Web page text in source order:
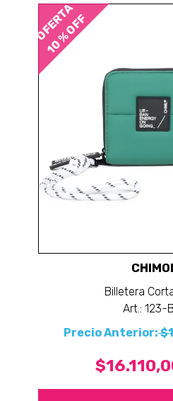
OFERTA
10 % OFF
Billetera
Art.: 123-
Precio Anterior: